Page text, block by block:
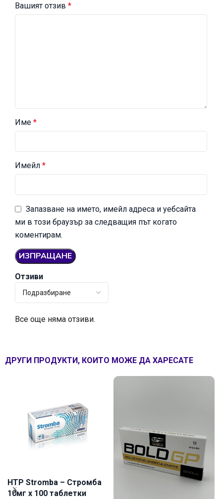
Отзиви
Все още няма отзиви.
Вашият отзив *
Име *
Имейл *
Запазване на името, имейл адреса и уебсайта
ми в този браузър за следващия път когато
коментирам.
ДРУГИ ПРОДУКТИ, КОИТО МОЖЕ ДА ХАРЕСАТЕ
HTP Stromba – Стромба
10мг х 100 таблетки